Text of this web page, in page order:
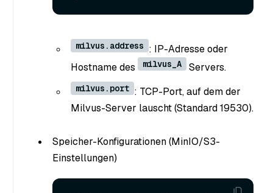
milvus.address : IP-Adresse oder
Hostname des
milvus_A Servers.
milvus.port : TCP-Port, auf dem der
Milvus-Server lauscht (Standard 19530).
Speicher-Konfigurationen (MinIO/S3-
Einstellungen)